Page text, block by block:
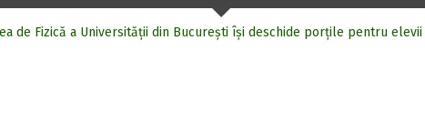
de Fizică a Universității din București își deschide porțile pentru